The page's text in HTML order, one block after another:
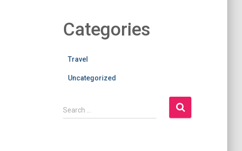
Categories
Travel
Uncategorized
S
e
Search …